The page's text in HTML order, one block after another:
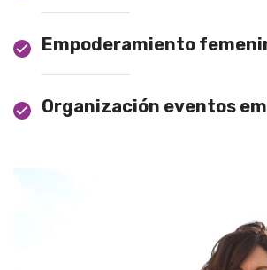
Empoderamiento
Organización eventos